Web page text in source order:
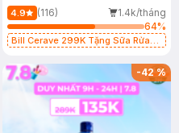
473ml
4.9 (116)
1.4k/tháng
64%
Bill Cerave 299K Tặng Sữa Rửa
-42%